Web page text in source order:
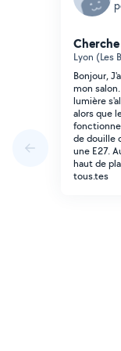
Lyon (Les
Bonjour,
mon
lumière
alors que
de douille
une E27.
haut de
tous.tes